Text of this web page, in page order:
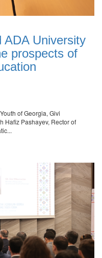
ADA University
prospects of
of Georgia, Givi
Hafiz Pashayev, Rector of